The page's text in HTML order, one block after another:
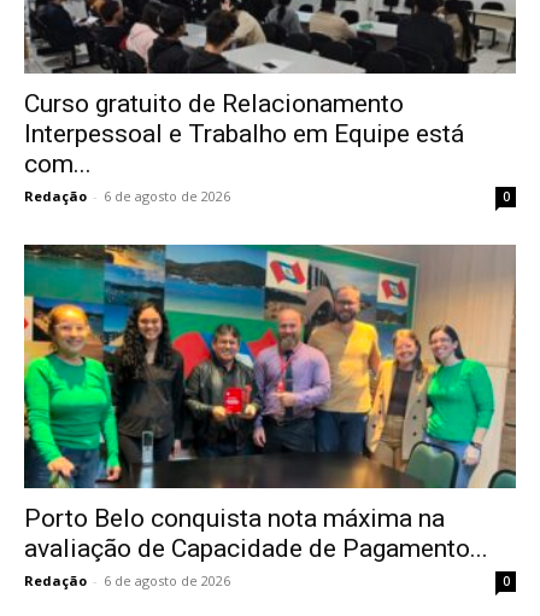
Curso gratuito de Relacionamento
Interpessoal e Trabalho em Equipe está
com...
Redação - 6 de agosto de 2026 0
Porto Belo conquista nota máxima na
avaliação de Capacidade de Pagamento...
Redação - 6 de agosto de 2026 0